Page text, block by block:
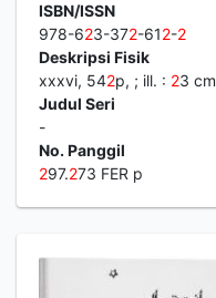
ISBN/ISSN
978-623-372-612-2
Deskripsi Fisik
xxxvi, 542p, ; ill. : 23 cm
Judul Seri
-
No. Panggil
297.273 FER p